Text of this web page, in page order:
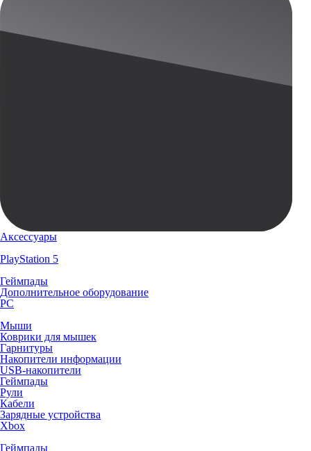
Аксессуары
PlayStation 5
Геймпады
Дополнительное оборудование
PC
Мыши
Коврики для мышек
Гарнитуры
Накопители информации
USB-накопители
Геймпады
Рули
Кабели
Зарядные устройства
Xbox
Геймпады